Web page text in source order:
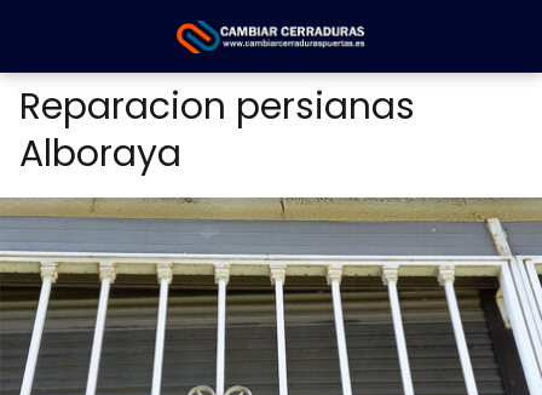
Reparacion persianas
Alboraya